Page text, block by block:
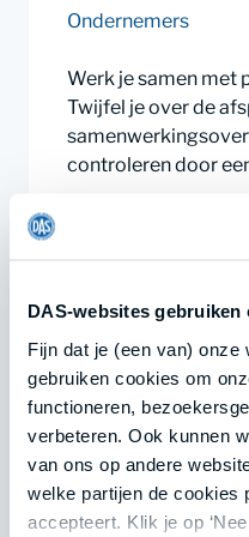
DAS-websites gebruiken
Fijn dat je (een van)
gebruiken cookies om
functioneren,
verbeteren. Ook kunnen
van ons op andere
welke partijen de cookies
accepteert. Klik je op
Ondernemers
Werk je samen met
Twijfel je over de
controleren door
€ 229,-
controleren
Personeel